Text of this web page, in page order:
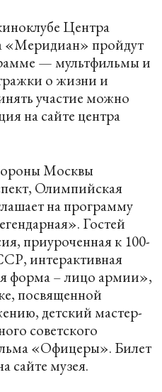
Центра
«Меридиан» пройдут
— мультфильмы и
о жизни и
участие можно
насайте центра
Москвы
Олимпийская
на программу
Гостей
приуроченная к 100-
интерактивная
форма – лицо армии»,
посвященной
детский мастер-
советского
«Офицеры». Билет
сайтемузея.